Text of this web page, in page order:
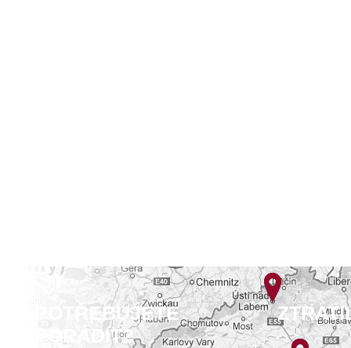
POTŘEBUJETE
PORADIT?